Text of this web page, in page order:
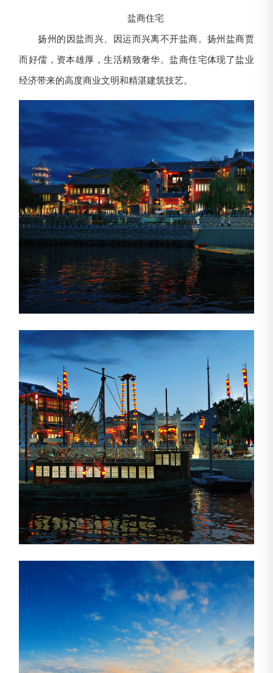
盐商住宅
扬州的因盐而兴、因运而兴离不开盐商。扬州盐商贾
而好儒，资本雄厚，生活精致奢华。盐商住宅体现了盐业
经济带来的高度商业文明和精湛建筑技艺。